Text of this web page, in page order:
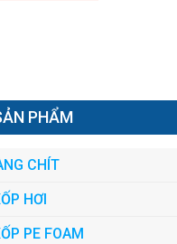
PHẨM
CHÍT
HƠI
PE FOAM